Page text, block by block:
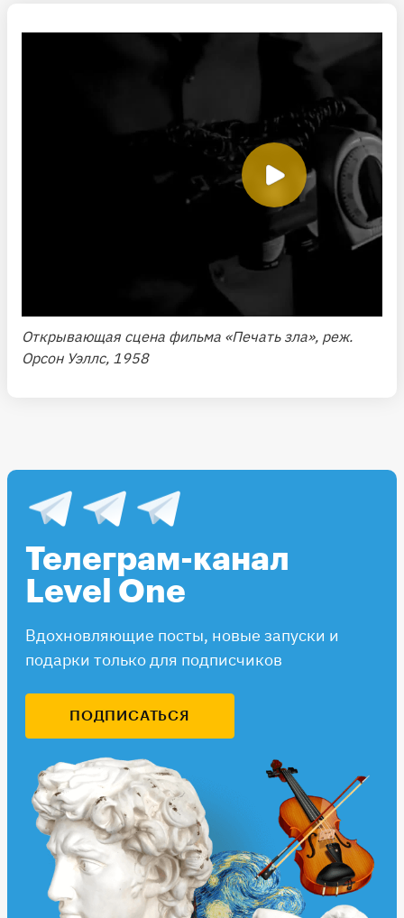
Открывающая сцена фильма «Печать зла», реж.
Орсон Уэллс, 1958
Телеграм-канал
Level One
Вдохновляющие посты, новые запуски и
подарки только для подписчиков
ПОДПИСАТЬСЯ